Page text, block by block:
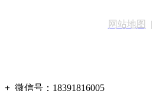
网站地图 |
+ 微信号： 18391816005